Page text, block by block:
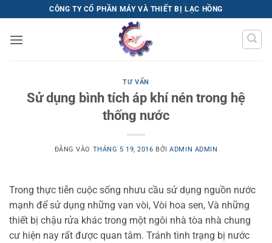
qua
nội
CÔNG TY CỔ PHẦN MÁY VÀ THIẾT BỊ LẠC HỒNG
TƯ VẤN
Sử dụng bình tích áp khí nén trong hệ
thống nước
ĐĂNG VÀO THÁNG 5 19, 2016 BỞIADMIN ADMIN
Trong thực tiễn cuộc sống nhưu cầu sử dụng nguồn nước
mạnh để sử dụng những van vòi, Vòi hoa sen, Và những
thiết bị chậu rửa khác trong một ngôi nhà tòa nhà chung
cư hiện nay rất được quan tâm. Tránh tình trạng bị nước